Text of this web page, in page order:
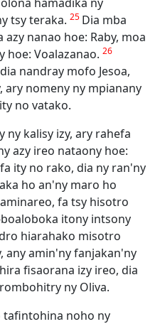
tsy teraka. 25 Dia mba
nanao hoe: Raby, moa
hoe: Voalazanao. 26
nandray mofo Jesoa,
ary nomeny ny mpianany
no vatako.
ny kalisy izy, ary rahefa
azy ireo nataony hoe:
fa ity no rako, dia ny ran'ny
ho an'ny maro ho
fa tsy hisotro
itony intsony
hiarahako misotro
any amin'ny fanjakan'ny
fisaorana izy ireo, dia
ny Oliva.
tafintohina noho ny